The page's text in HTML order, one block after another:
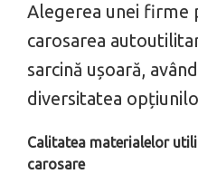
Alegerea unei firme
carosarea
sarcină ușoară,
diversitatea
Calitatea materialelor
carosare